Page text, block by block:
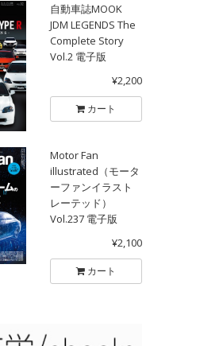
自動車誌MOOK
JDM LEGENDS The
Complete Story
Vol.2 電子版
¥2,200
カート
Motor Fan
illustrated（モータ
ーファンイラスト
レーテッド）
Vol.237 電子版
¥2,100
カート